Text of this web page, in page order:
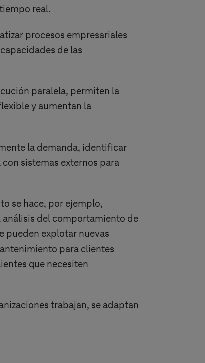
real.
procesos empresariales
de las
paralela, permiten la
y aumentan la
la demanda, identificar
sistemas externos para
se hace, por ejemplo,
del comportamiento de
pueden explotar nuevas
para clientes
que necesiten
trabajan, se adaptan